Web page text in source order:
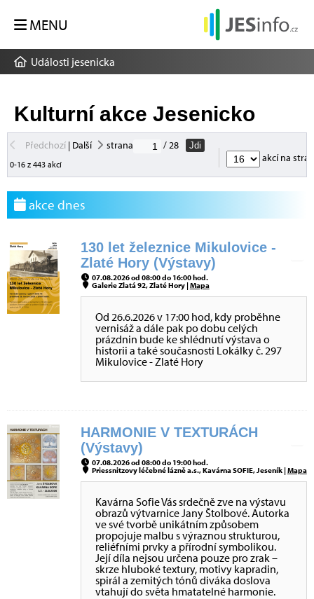
MENU
Události jesenicka
Kulturní akce Jesenicko
Předchozí| Další strana / 28
Jdi
0-16 z 443 akcí
akcí na
akce dnes
130 let železnice Mikulovice -
Zlaté Hory (Výstavy)
07.08.2026 od 08:00 do 16:00 hod.
Galerie Zlatá 92, Zlaté Hory |Mapa
Od 26.6.2026 v 17:00 hod, kdy proběhne
vernisáž a dále pak po dobu celých
prázdnin bude ke shlédnutí výstava o
historii a také současnosti Lokálky č. 297
Mikulovice - Zlaté Hory
HARMONIE V TEXTURÁCH
(Výstavy)
07.08.2026 od 08:00 do 19:00 hod.
Priessnitzovy léčebné lázně a.s., Kavárna SOFIE, Jeseník |Mapa
Kavárna Sofie Vás srdečně zve na výstavu
obrazů výtvarnice Jany Štolbové. Autorka
ve své tvorbě unikátním způsobem
propojuje malbu s výraznou strukturou,
reliéfními prvky a přírodní symbolikou.
Její díla nejsou určena pouze pro zrak –
skrze hluboké textury, motivy kapradin,
spirál a zemitých tónů diváka doslova
vtahují do světa hmatatelné harmonie.